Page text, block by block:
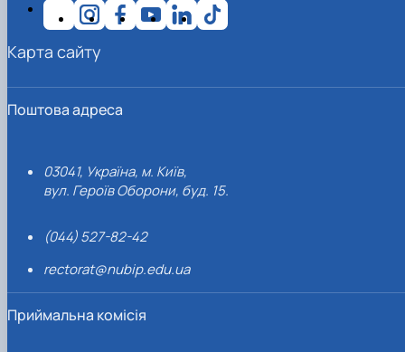
Поштова адреса
03041, Україна, м. Київ,
вул. Героїв Оборони, буд. 15.
(044) 527-82-42
rectorat@nubip.edu.ua
Приймальна комісія
Карта сайту